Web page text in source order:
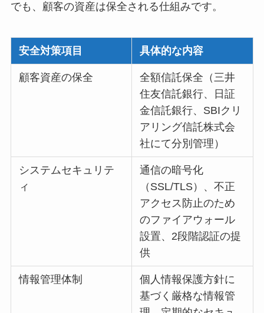
でも、顧客の資産は保全される仕組みです。
安全対策項目 具体的な内容
顧客資産の保全
全額信託保全（三井
住友信託銀行、日証
金信託銀行、SBIクリ
アリング信託株式会
社にて分別管理）
システムセキュリテ
ィ
通信の暗号化
（SSL/TLS）、不正
アクセス防止のため
のファイアウォール
設置、2段階認証の提
供
情報管理体制
個人情報保護方針に
基づく厳格な情報管